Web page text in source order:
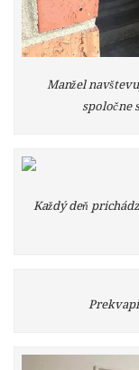
Manžel
spoločne
Každý deň